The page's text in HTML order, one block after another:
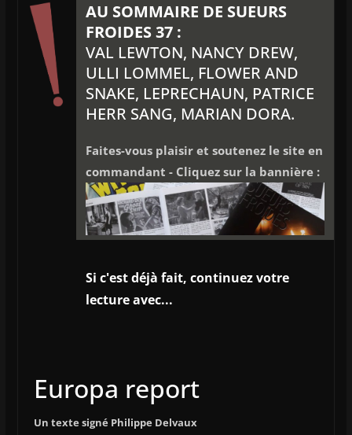
AU SOMMAIRE DE SUEURS
FROIDES 37 :
VAL LEWTON, NANCY DREW,
ULLI LOMMEL, FLOWER AND
SNAKE, LEPRECHAUN, PATRICE
HERR SANG, MARIAN DORA.
Faites-vous plaisir et soutenez le site en
commandant - Cliquez sur la bannière :
Si c'est déjà fait, continuez votre
lecture avec...
Europa report
Un texte signé Philippe Delvaux